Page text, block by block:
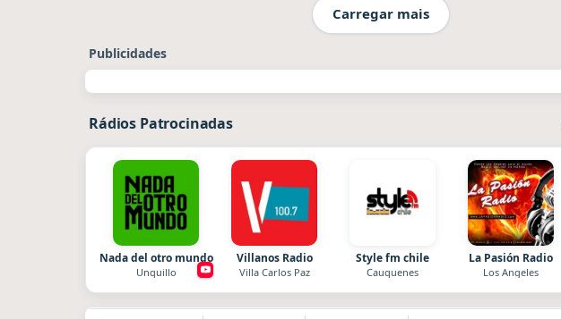
Carregar mais
Publicidades
Rádios Patrocinadas
Nada del otro mundo
Unquillo
Villanos Radio
Villa Carlos Paz
Style fm chile
Cauquenes
La Pasión Radio
Los Angeles